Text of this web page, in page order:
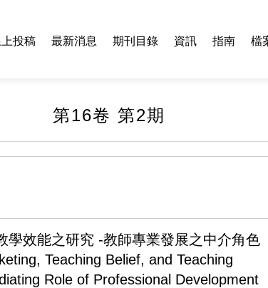
投稿 最新消息 期刊目錄 資訊 指南 檔
第16卷 第2期
學效能之研究 -教師專業發展之中介角色
Teaching Belief, and Teaching
Role of Professional Development